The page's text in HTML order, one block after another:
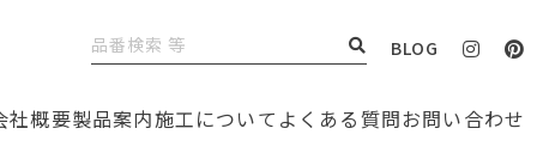
BLOG
社概要製品案内施工について よくある質問お問い合わせ